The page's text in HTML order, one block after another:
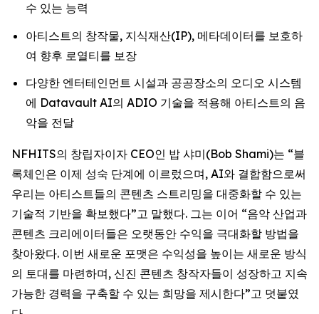
수 있는 능력
아티스트의 창작물, 지식재산(IP), 메타데이터를 보호하
여 향후 로열티를 보장
다양한 엔터테인먼트 시설과 공공장소의 오디오 시스템
에 Datavault AI의 ADIO 기술을 적용해 아티스트의 음
악을 전달
NFHITS의 창립자이자 CEO인 밥 샤미(Bob Shami)는 “블
록체인은 이제 성숙 단계에 이르렀으며, AI와 결합함으로써
우리는 아티스트들의 콘텐츠 스트리밍을 대중화할 수 있는
기술적 기반을 확보했다”고 말했다. 그는 이어 “음악 산업과
콘텐츠 크리에이터들은 오랫동안 수익을 극대화할 방법을
찾아왔다. 이번 새로운 포맷은 수익성을 높이는 새로운 방식
의 토대를 마련하며, 신진 콘텐츠 창작자들이 성장하고 지속
가능한 경력을 구축할 수 있는 희망을 제시한다”고 덧붙였